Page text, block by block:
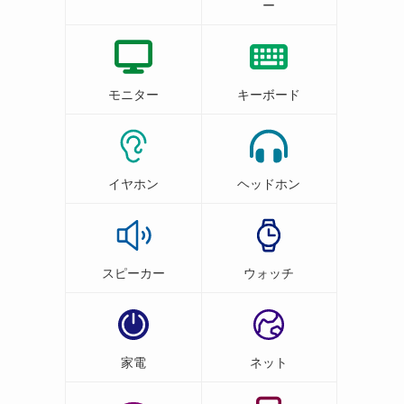
ー
モニター キーボード
イヤホン ヘッドホン
スピーカー ウォッチ
家電 ネット